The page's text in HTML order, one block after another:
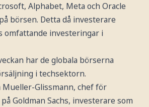
Alphabet, Meta och Oracle
börsen. Detta då investerare
omfattande investeringar i
har de globala börserna
i techsektorn.
Glissmann, chef för
Goldman Sachs, investerare som